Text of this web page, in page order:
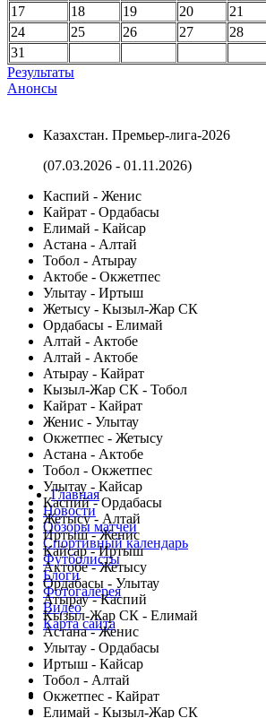
17
18 19 20 21
24
25 26 27 28
31
Результаты
Анонсы
Казахстан. Премьер-лига-2026
(07.03.2026 - 01.11.2026)
Каспий - Женис
Кайрат - Ордабасы
Елимай - Кайсар
Астана - Алтай
Тобол - Атырау
Актобе - Окжетпес
Улытау - Иртыш
Жетысу - Кызыл-Жар СК
Ордабасы - Елимай
Алтай - Актобе
Алтай - Актобе
Атырау - Кайрат
Кызыл-Жар СК - Тобол
Кайрат - Кайрат
Женис - Улытау
Окжетпес - Жетысу
Астана - Актобе
Тобол - Окжетпес
Улытау - Кайсар
Каспий - Ордабасы
Жетысу - Алтай
Иртыш - Женис
Кайсар - Иртыш
Актобе - Жетысу
Ордабасы - Улытау
Атырау - Каспий
Кызыл-Жар СК - Елимай
Астана - Женис
Улытау - Ордабасы
Иртыш - Кайсар
Тобол - Алтай
Окжетпес - Кайрат
Елимай - Кызыл-Жар СК
Главная
Новости
Обзоры матчей
Спортивный календарь
Футболисты
Блоги
Фотогалерея
Видео
Карта сайта
Есть идея?
Сообщить о мероприятии